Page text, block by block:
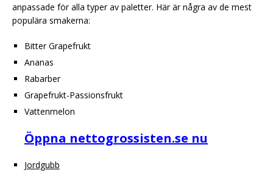
anpassade för alla typer av paletter. Här är några av de mest
populära smakerna:
Bitter Grapefrukt
Ananas
Rabarber
Grapefrukt-Passionsfrukt
Vattenmelon
Öppna nettogrossisten.se nu
Jordgubb